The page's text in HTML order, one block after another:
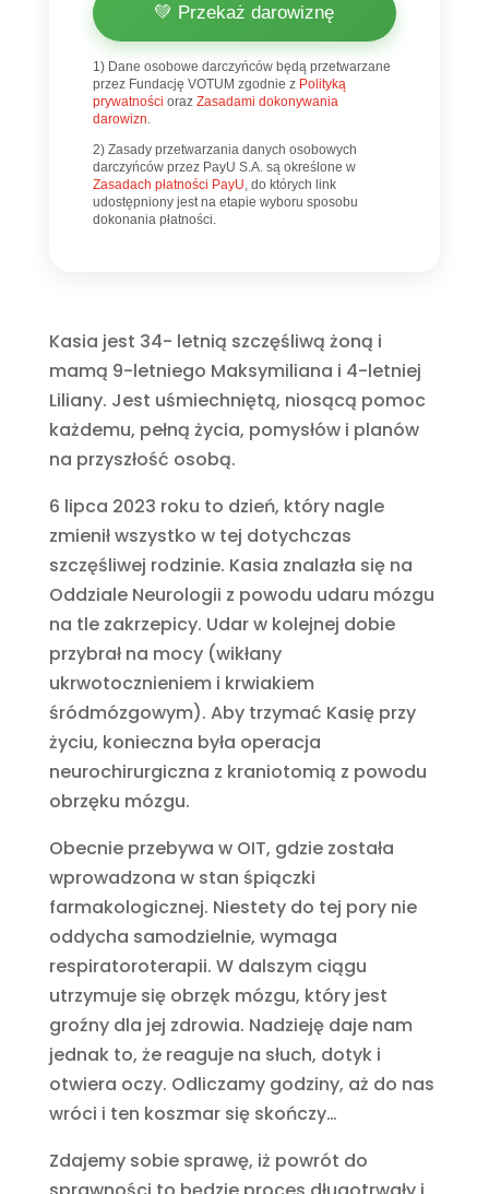
💚 Przekaż darowiznę
1) Dane osobowe darczyńców będą przetwarzane
przez Fundację VOTUM zgodnie z Polityką
prywatności oraz Zasadami dokonywania
darowizn.
2) Zasady przetwarzania danych osobowych
darczyńców przez PayU S.A. są określone w
Zasadach płatności PayU, do których link
udostępniony jest na etapie wyboru sposobu
dokonania płatności.
Kasia jest 34- letnią szczęśliwą żoną i
mamą 9-letniego Maksymiliana i 4-letniej
Liliany. Jest uśmiechniętą, niosącą pomoc
każdemu, pełną życia, pomysłów i planów
na przyszłość osobą.
6 lipca 2023 roku to dzień, który nagle
zmienił wszystko w tej dotychczas
szczęśliwej rodzinie. Kasia znalazła się na
Oddziale Neurologii z powodu udaru mózgu
na tle zakrzepicy. Udar w kolejnej dobie
przybrał na mocy (wikłany
ukrwotocznieniem i krwiakiem
śródmózgowym). Aby trzymać Kasię przy
życiu, konieczna była operacja
neurochirurgiczna z kraniotomią z powodu
obrzęku mózgu.
Obecnie przebywa w OIT, gdzie została
wprowadzona w stan śpiączki
farmakologicznej. Niestety do tej pory nie
oddycha samodzielnie, wymaga
respiratoroterapii. W dalszym ciągu
utrzymuje się obrzęk mózgu, który jest
groźny dla jej zdrowia. Nadzieję daje nam
jednak to, że reaguje na słuch, dotyk i
otwiera oczy. Odliczamy godziny, aż do nas
wróci i ten koszmar się skończy…
Zdajemy sobie sprawę, iż powrót do